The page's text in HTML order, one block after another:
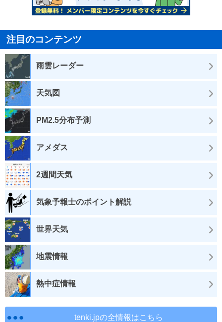
注目のコンテンツ
雨雲レーダー
天気図
PM2.5分布予測
アメダス
2週間天気
気象予報士のポイント解説
世界天気
地震情報
熱中症情報
tenki.jpの全情報はこちら